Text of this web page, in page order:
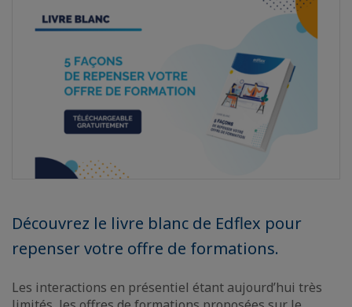
Découvrez le livre blanc de Edflex pour
repenser votre offre de formations.
Les interactions en présentiel étant aujourd’hui très